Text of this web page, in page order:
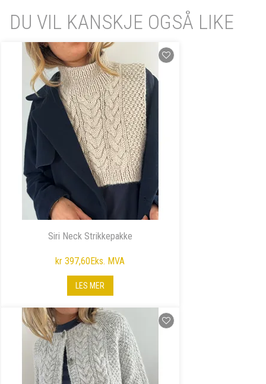
DU VIL KANSKJE OGSÅ LIKE
Siri Neck Strikkepakke
kr 397,60Eks. MVA
LES MER